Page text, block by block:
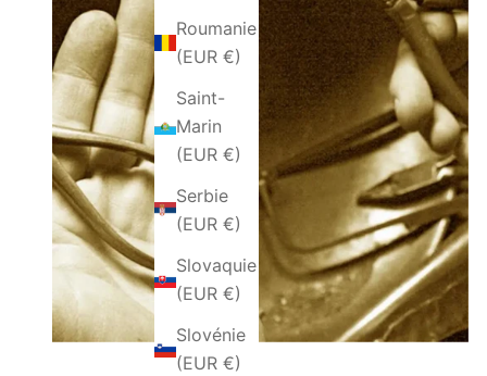
Roumanie
(EUR €)
Saint-
Marin
(EUR €)
Serbie
(EUR €)
Slovaquie
(EUR €)
Slovénie
(EUR €)